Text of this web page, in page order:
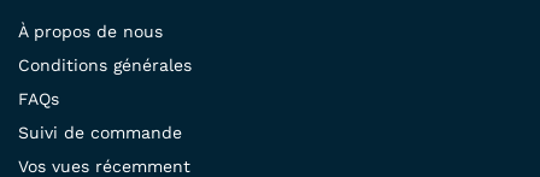
À propos de nous
Conditions générales
FAQs
Suivi de commande
Vos vues récemment